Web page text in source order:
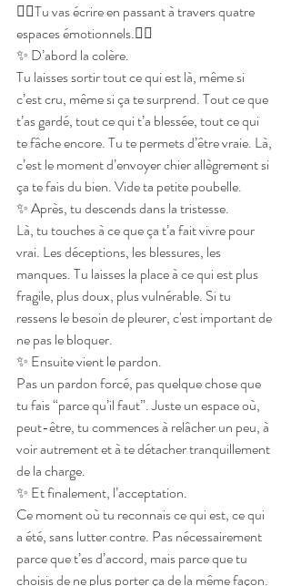
👇🏻Tu vas écrire en passant à travers quatre
espaces émotionnels.👇🏻
✨ D’abord la colère.
Tu laisses sortir tout ce qui est là, même si
c’est cru, même si ça te surprend. Tout ce que
t’as gardé, tout ce qui t’a blessée, tout ce qui
te fâche encore. Tu te permets d’être vraie. Là,
c’est le moment d’envoyer chier allègrement si
ça te fais du bien. Vide ta petite poubelle.
✨ Après, tu descends dans la tristesse.
Là, tu touches à ce que ça t’a fait vivre pour
vrai. Les déceptions, les blessures, les
manques. Tu laisses la place à ce qui est plus
fragile, plus doux, plus vulnérable. Si tu
ressens le besoin de pleurer, c'est important de
ne pas le bloquer.
✨ Ensuite vient le pardon.
Pas un pardon forcé, pas quelque chose que
tu fais “parce qu’il faut”. Juste un espace où,
peut-être, tu commences à relâcher un peu, à
voir autrement et à te détacher tranquillement
de la charge.
✨ Et finalement, l’acceptation.
Ce moment où tu reconnais ce qui est, ce qui
a été, sans lutter contre. Pas nécessairement
parce que t’es d’accord, mais parce que tu
choisis de ne plus porter ça de la même façon.